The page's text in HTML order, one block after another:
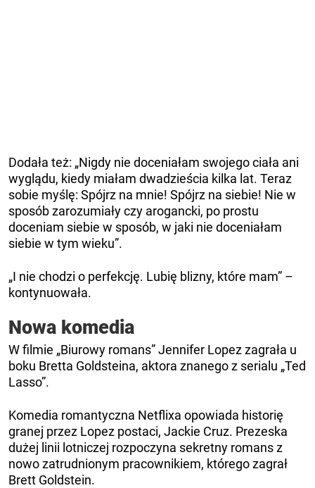
Dodała też: „Nigdy nie doceniałam swojego ciała ani
wyglądu, kiedy miałam dwadzieścia kilka lat. Teraz
sobie myślę: Spójrz na mnie! Spójrz na siebie! Nie w
sposób zarozumiały czy arogancki, po prostu
doceniam siebie w sposób, w jaki nie doceniałam
siebie w tym wieku”.
„I nie chodzi o perfekcję. Lubię blizny, które mam” –
kontynuowała.
Nowa komedia
W filmie „Biurowy romans” Jennifer Lopez zagrała u
boku Bretta Goldsteina, aktora znanego z serialu „Ted
Lasso”.
Komedia romantyczna Netflixa opowiada historię
granej przez Lopez postaci, Jackie Cruz. Prezeska
dużej linii lotniczej rozpoczyna sekretny romans z
nowo zatrudnionym pracownikiem, którego zagrał
Brett Goldstein.